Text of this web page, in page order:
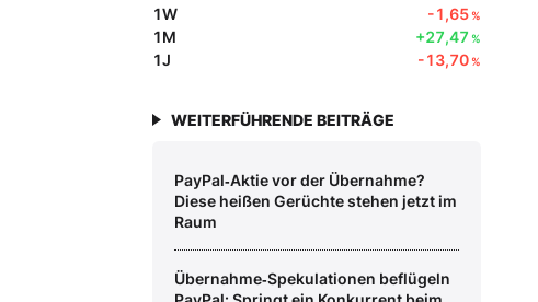
1W -1,65%
1M +27,47 %
1J -13,70%
WEITERFÜHRENDE BEITRÄGE
PayPal‑Aktie vor der Übernahme?
Diese heißen Gerüchte stehen jetzt im
Raum
Übernahme‑Spekulationen beflügeln